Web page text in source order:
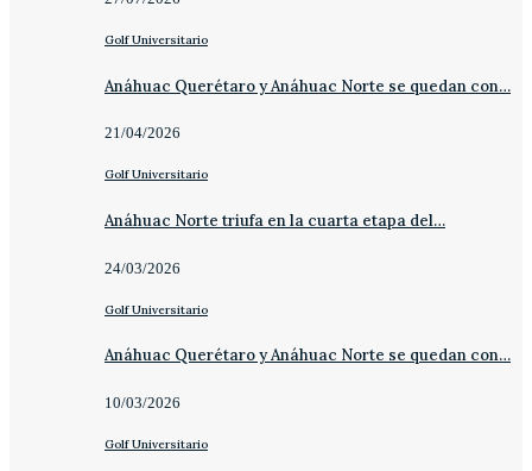
Golf Universitario
Anáhuac Querétaro y Anáhuac Norte se quedan con…
21/04/2026
Golf Universitario
Anáhuac Norte triufa en la cuarta etapa del…
24/03/2026
Golf Universitario
Anáhuac Querétaro y Anáhuac Norte se quedan con…
10/03/2026
Golf Universitario